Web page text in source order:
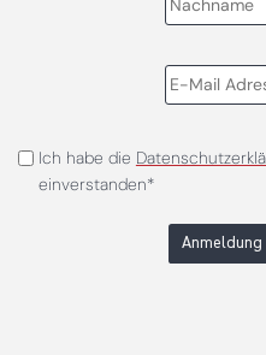
Ich habe die
einverstanden*